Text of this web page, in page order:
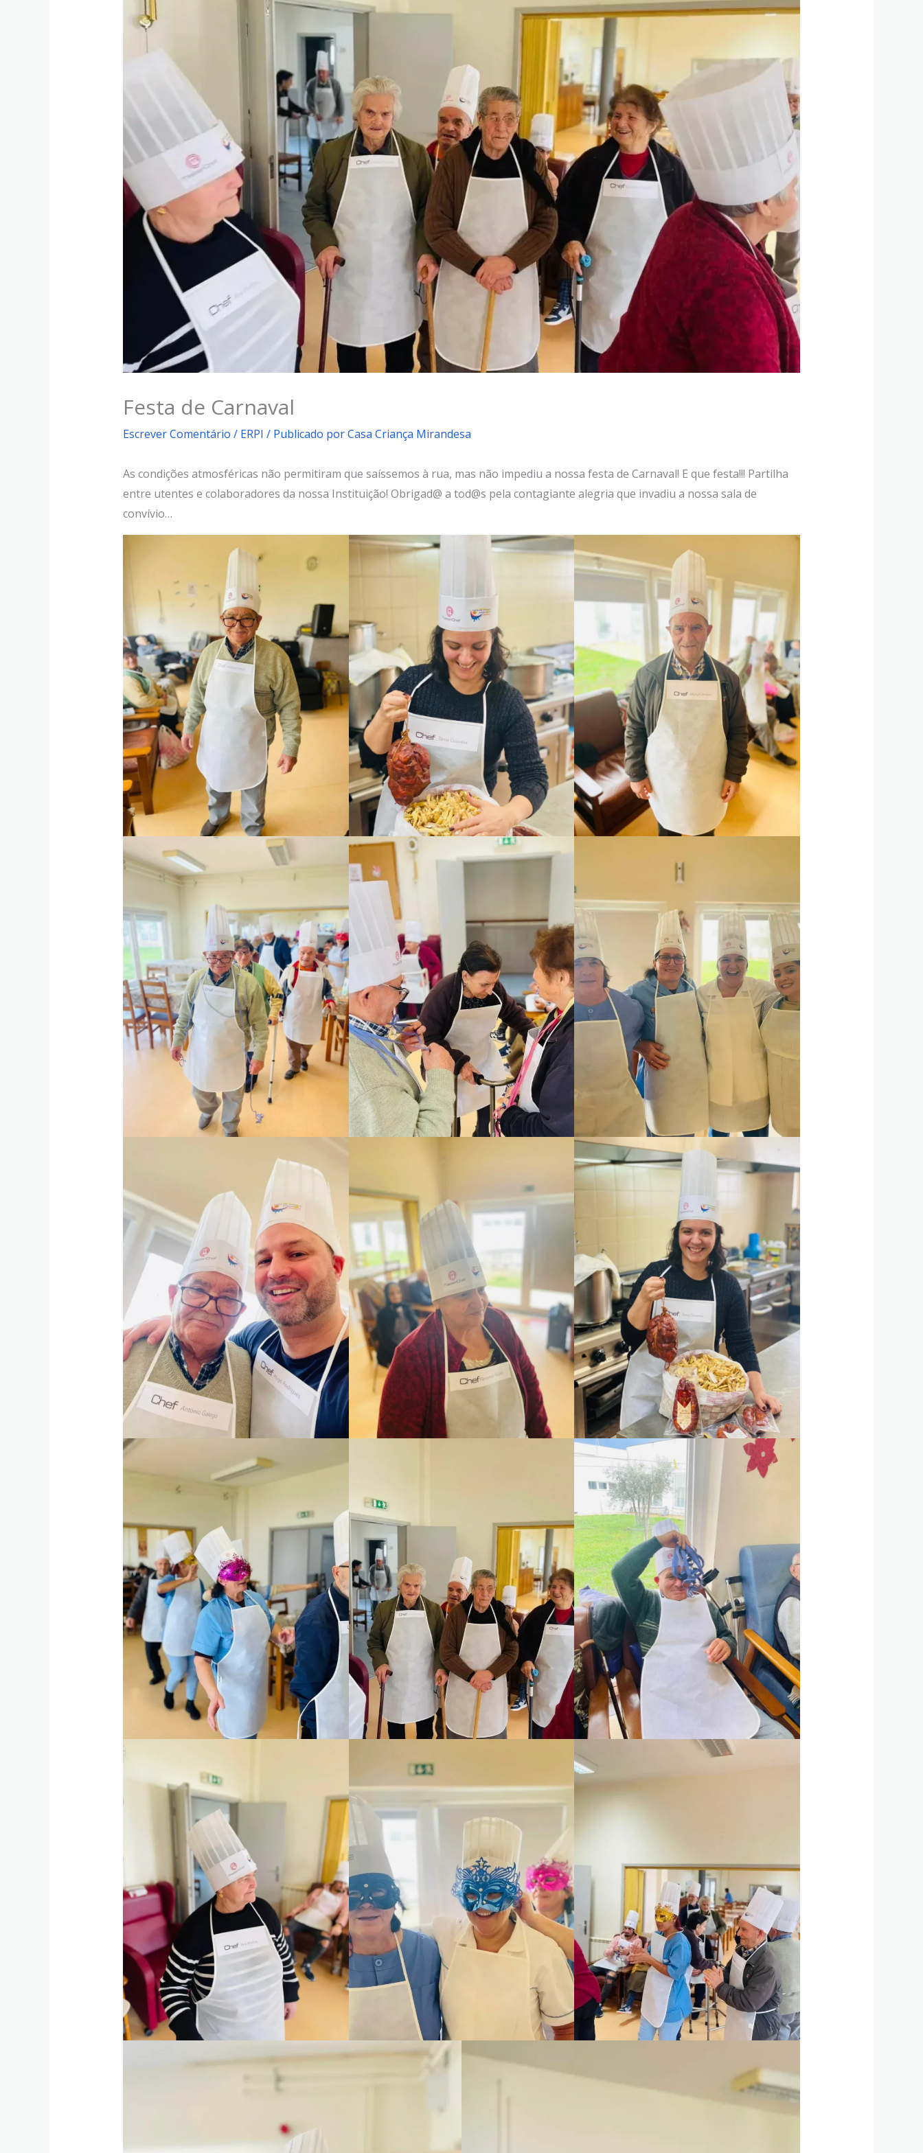
Festa de Carnaval
Escrever Comentário / ERPI / Publicado porCasa Criança Mirandesa
As condições atmosféricas não permitiram que saíssemos à rua, mas não impediu a nossa festa de Carnaval! E que festa!!! Partilha
entre utentes e colaboradores da nossa Instituição! Obrigad@ a tod@s pela contagiante alegria que invadiu a nossa sala de
convívio…